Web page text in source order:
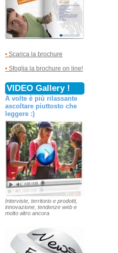
• Scarica la brochure
• Sfoglia la brochure on line!
VIDEO Gallery !
A volte è più rilassante
ascoltare piuttosto che
leggere :)
Interviste, territorio e prodotti,
innovazione, tendenze web e
molto altro ancora